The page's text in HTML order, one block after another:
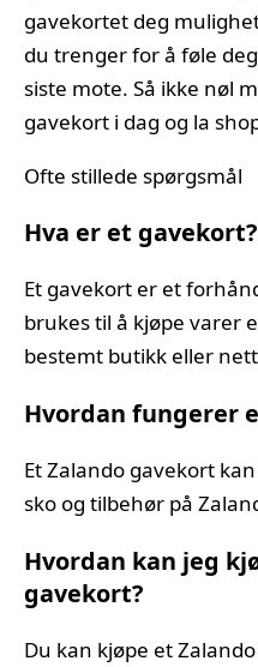
gavekortet deg
du trenger for å føle
siste mote. Så ikke nøl
gavekort i dag og la
Ofte stillede spørgsmål
Hva er et gavekort?
Et gavekort er et
brukes til å kjøpe varer
bestemt butikk eller
Hvordan fungerer
Et Zalando gavekort
sko og tilbehør på
Hvordan kan jeg
gavekort?
Du kan kjøpe et